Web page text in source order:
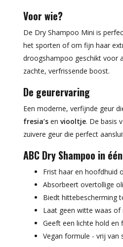
Voor wie?
De Dry Shampoo Mini is
het sporten of om fijn haar
droogshampoo geschikt voor
zachte, verfrissende boost.
De geurervaring
Een moderne, verfijnde geur
fresia’s en viooltje. De basis
zuivere geur die perfect
ABC Dry Shampoo in
Frist haar en hoofdhuid
Absorbeert overtollige
Biedt hittebescherming
Laat geen witte waas of
Geeft een lichte hold en
Vegan formule - vrij van